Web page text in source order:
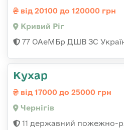
від 20100 до 120000 грн
Кривий Ріг
77 ОАеМБр ДШВ ЗС
Кухар
від 17000 до 25000 грн
Чернігів
11 державний пожежно-